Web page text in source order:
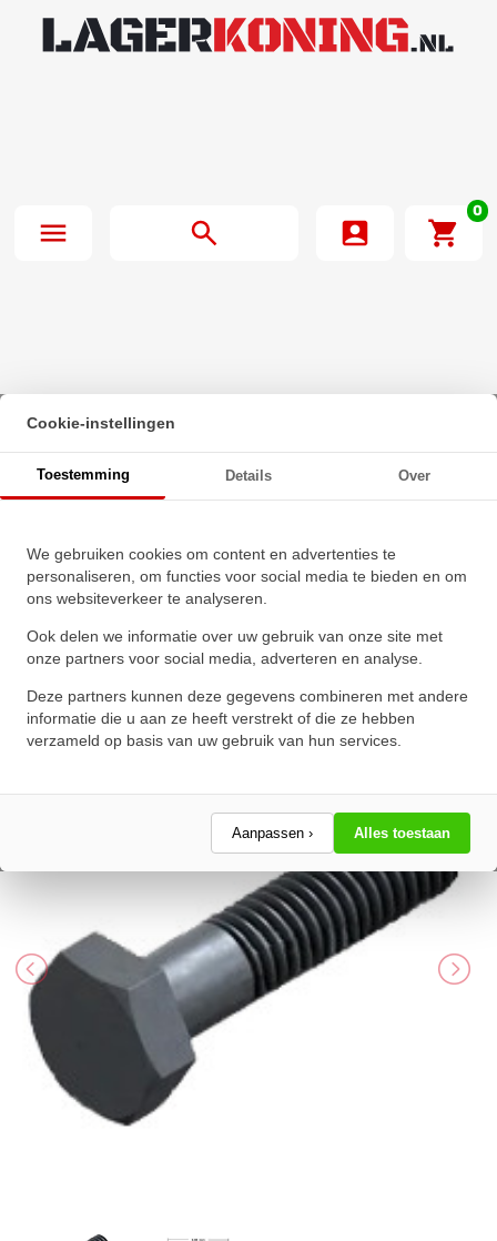
0
Beginpagina·
Zeskanttapbout Deeldraad DIN 931 M27x140mm 10.9
Onbehandeld
Cookie-instellingen
Toestemming Details Over
We gebruiken cookies om content en advertenties te
personaliseren, om functies voor social media te bieden en om
ons websiteverkeer te analyseren.
Ook delen we informatie over uw gebruik van onze site met
onze partners voor social media, adverteren en analyse.
Deze partners kunnen deze gegevens combineren met andere
informatie die u aan ze heeft verstrekt of die ze hebben
verzameld op basis van uw gebruik van hun services.
Aanpassen › Alles toestaan
Zeskanttapbout Deeldraad DIN
931 M27x140mm 10.9
Onbehandeld
Schrijf een review!